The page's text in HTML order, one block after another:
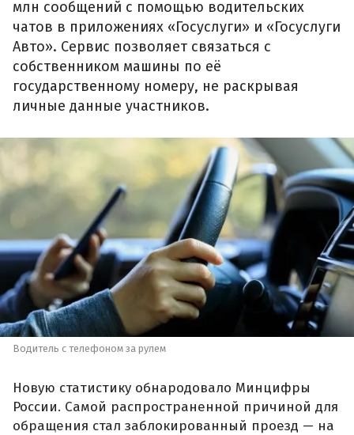
млн сообщений с помощью водительских
чатов в приложениях «Госуслуги» и «Госуслуги
Авто». Сервис позволяет связаться с
собственником машины по её
государственному номеру, не раскрывая
личные данные участников.
Водитель с телефоном за рулем
Новую статистику обнародовало Минцифры
России. Самой распространенной причиной для
обращения стал заблокированный проезд — на